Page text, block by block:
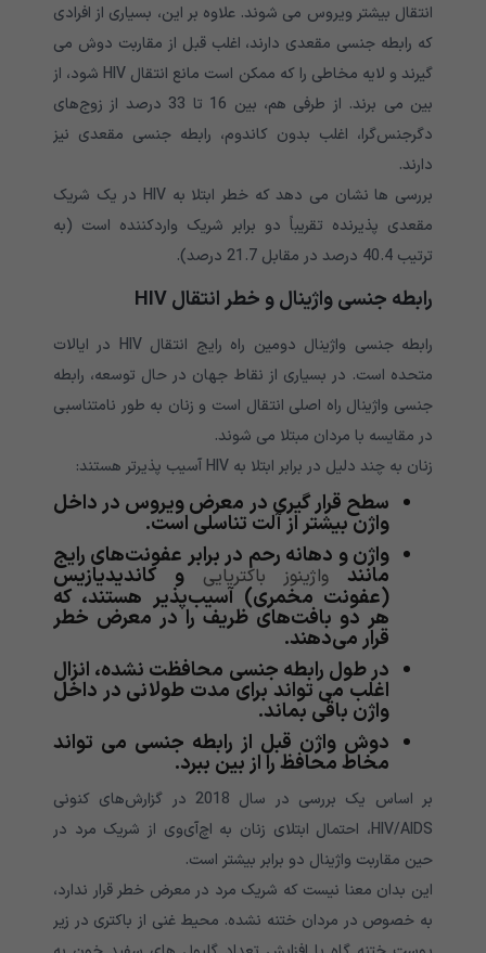
انتقال بیشتر ویروس می شوند. علاوه بر این، بسیاری از افرادی
که رابطه جنسی مقعدی دارند، اغلب قبل از مقاربت دوش می
گیرند و لایه مخاطی را که ممکن است مانع انتقال HIV شود، از
بین می برند. از طرفی هم، بین 16 تا 33 درصد از زوج‌های
دگرجنس‌گرا، اغلب بدون کاندوم، رابطه جنسی مقعدی نیز
دارند.
بررسی ها نشان می دهد که خطر ابتلا به HIV در یک شریک
مقعدی پذیرنده تقریباً دو برابر شریک واردکننده است (به
ترتیب 40.4 درصد در مقابل 21.7 درصد).
رابطه جنسی واژینال و خطر انتقال HIV
رابطه جنسی واژینال دومین راه رایج انتقال HIV در ایالات
متحده است. در بسیاری از نقاط جهان در حال توسعه، رابطه
جنسی واژینال راه اصلی انتقال است و زنان به طور نامتناسبی
در مقایسه با مردان مبتلا می شوند.
زنان به چند دلیل در برابر ابتلا به HIV آسیب پذیرتر هستند:
سطح قرار گیری در معرض ویروس در داخل
واژن بیشتر از آلت تناسلی است.
واژن و دهانه رحم در برابر عفونت‌های رایج
مانند واژینوز باکتریایی و کاندیدیازیس
(عفونت مخمری) آسیب‌پذیر هستند، که
هر دو بافت‌های ظریف را در معرض خطر
قرار می‌دهند.
در طول رابطه جنسی محافظت نشده، انزال
اغلب می تواند برای مدت طولانی در داخل
واژن باقی بماند.
دوش واژن قبل از رابطه جنسی می تواند
مخاط محافظ را از بین ببرد.
بر اساس یک بررسی در سال 2018 در گزارش‌های کنونی
HIV/AIDS، احتمال ابتلای زنان به اچ‌آی‌وی از شریک مرد در
حین مقاربت واژینال دو برابر بیشتر است.
این بدان معنا نیست که شریک مرد در معرض خطر قرار ندارد،
به خصوص در مردان ختنه نشده. محیط غنی از باکتری در زیر